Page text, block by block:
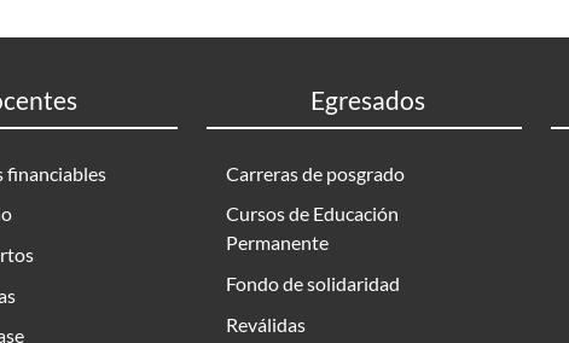
financiables
Egresados
Carreras de posgrado
Cursos de Educación
Permanente
Fondo de solidaridad
Reválidas